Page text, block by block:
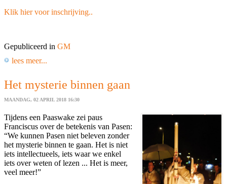
Klik hier voor inschrijving..
Gepubliceerd in GM
lees meer...
Het mysterie binnen gaan
MAANDAG, 02 APRIL 2018 16:30
Tijdens een Paaswake zei paus
Franciscus over de betekenis van Pasen:
“We kunnen Pasen niet beleven zonder
het mysterie binnen te gaan. Het is niet
iets intellectueels, iets waar we enkel
iets over weten of lezen ... Het is meer,
veel meer!”